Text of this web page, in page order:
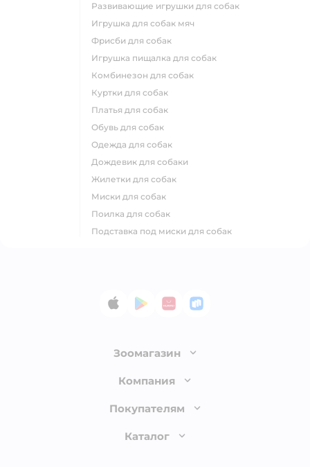
развивающие игрушки для собак
игрушка для собак мяч
фрисби для собак
игрушка пищалка для собак
комбинезон для собак
куртки для собак
платья для собак
обувь для собак
одежда для собак
дождевик для собаки
жилетки для собак
миски для собак
поилка для собак
подставка под миски для собак
App StoreGoogle Play
AppGallery
RuStore
Зоомагазин
Лицензия
Доставка и оплата
Обмен и возврат товара
Компания
О компании
Покупателям
Бонусные карты
Каталог